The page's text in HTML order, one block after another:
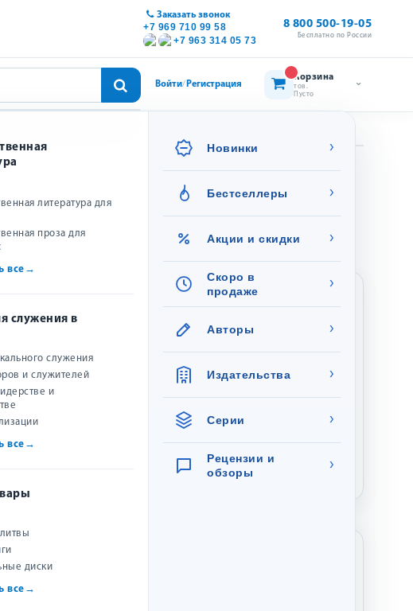
Заказать звонок
+7 969 710 99 58
+7 963 314 05 73
8 800 500-19-05
Бесплатно по России
литература для
проза для
все →
служения в
служения
и служителей
и
все →
диски
все →
Новинки ›
Бестселлеры ›
Акции и скидки ›
Скоро в
продаже
›
Авторы ›
Издательства ›
Серии ›
Рецензии и
обзоры
›
Войти/ Регистрация
Корзина
тов.
Пусто
магазине
ФИГУРОК В ВИДЕ
Воскресение
ПОДАРОК ОТ 500 РУБ.
Набор универсальных